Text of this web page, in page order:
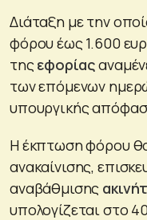
Διάταξη με την
φόρου έως 1.600
τηςεφορίας
των επόμενων
υπουργικής
Η έκπτωση φόρου
ανακαίνισης,
αναβάθμισης
υπολογίζεται στο